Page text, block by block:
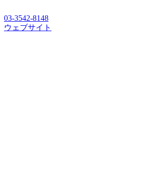
03-3542-8148
ウェブサイト